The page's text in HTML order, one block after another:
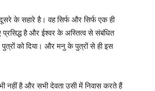
के सहारे है। वह सिर्फ और सिर्फ एक ही
है और ईश्वर के अस्तित्व से संबंधित
को दिया। और मनु के पुत्रों से ही इस
नहीं है और सभी देवता उसी में निवास करते हैं